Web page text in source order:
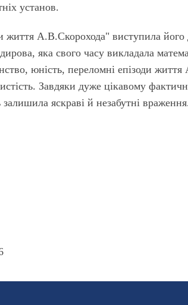
установ.
життя А.В.Скорохода" виступила
яка свого часу викладала
юність, переломні епізоди
Завдяки дуже цікавому
залишила яскраві й незабутні